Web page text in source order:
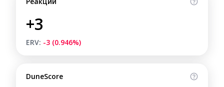
+3
ERV: -3 (0.946%)
DuneScore